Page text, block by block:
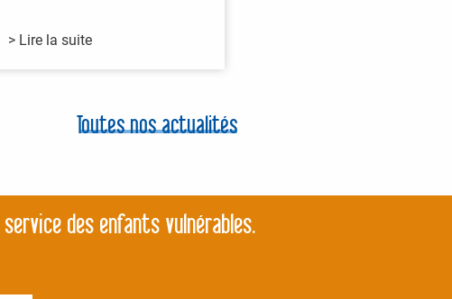
> Lire la suite
Toutes nos actualités
des enfants vulnérables.